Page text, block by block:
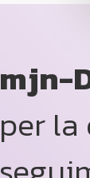
mjn-
per la